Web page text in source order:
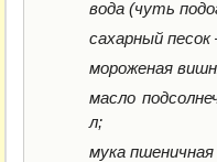
вода (чуть
сахарный песок
мороженая
масло
л;
мука